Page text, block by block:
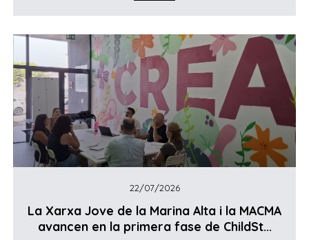
22/07/2026
La Xarxa Jove de la Marina Alta i la MACMA
avancen en la primera fase de ChildSt...